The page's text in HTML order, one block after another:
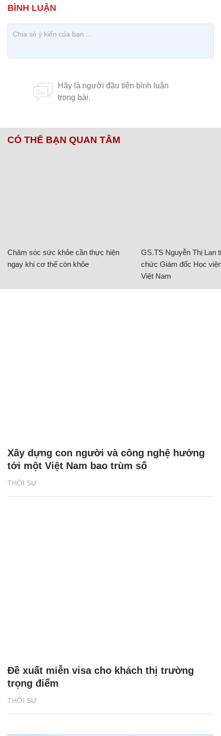
CÓ THỂ BẠN QUAN TÂM
Chăm sóc sức khỏe cần thực hiện
ngay khi cơ thể còn khỏe
GS.TS Nguyễn Thị Lan
chức Giám đốc Học
Việt Nam
THỜI SỰ
Xây dựng con người và công nghệ hướng
tới một Việt Nam bao trùm số
THỜI SỰ
Đề xuất miễn visa cho khách thị trường
trọng điểm